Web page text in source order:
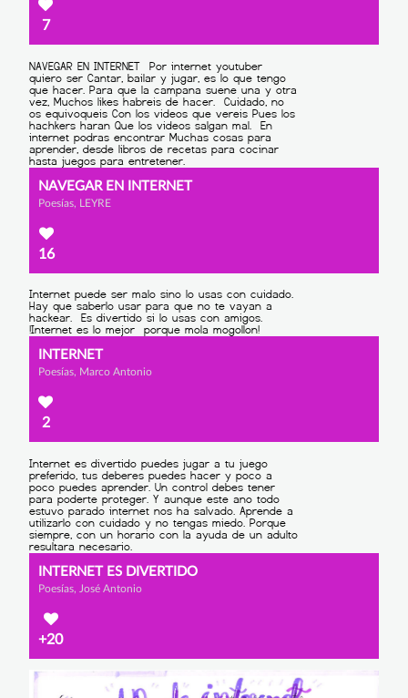
7
NAVEGAR EN INTERNET
Poesías, LEYRE
16
INTERNET
Poesías, Marco Antonio
2
INTERNET ES DIVERTIDO
Poesías, José Antonio
+20